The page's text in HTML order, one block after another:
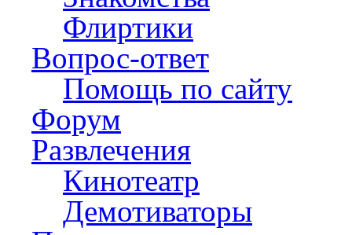
Флиртики
Вопрос-ответ
Помощь по сайту
Форум
Развлечения
Кинотеатр
Демотиваторы